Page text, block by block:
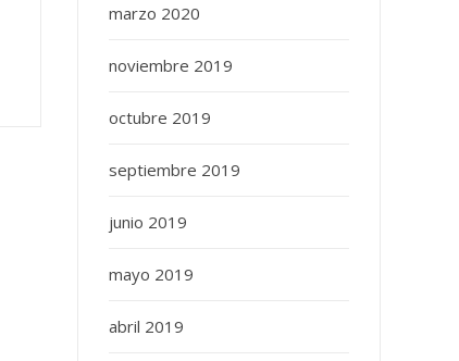
marzo 2020
noviembre 2019
octubre 2019
septiembre 2019
junio 2019
mayo 2019
abril 2019